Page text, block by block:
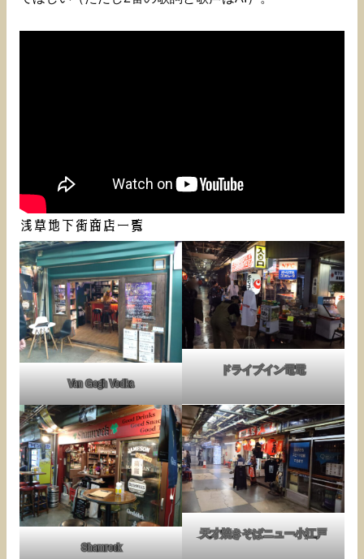
浅草地下街商店一覧
Van Gogh Vodka
ドライブイン電電
Shamrock
天才焼きそばニュー小江戸